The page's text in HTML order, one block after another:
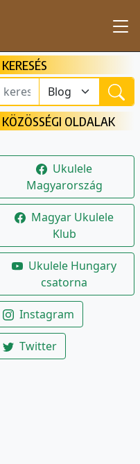
KERESÉS
KÖZÖSSÉGI OLDALAK
Ukulele
Magyarország
Magyar Ukulele
Klub
Ukulele Hungary
csatorna
Instagram
Twitter